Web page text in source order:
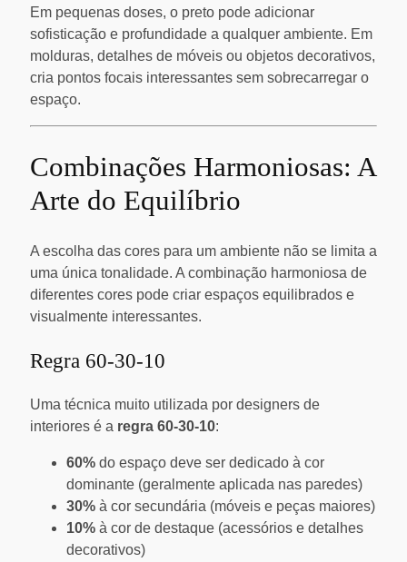
Em pequenas doses, o preto pode adicionar
sofisticação e profundidade a qualquer ambiente. Em
molduras, detalhes de móveis ou objetos decorativos,
cria pontos focais interessantes sem sobrecarregar o
espaço.
Combinações Harmoniosas: A
Arte do Equilíbrio
A escolha das cores para um ambiente não se limita a
uma única tonalidade. A combinação harmoniosa de
diferentes cores pode criar espaços equilibrados e
visualmente interessantes.
Regra 60-30-10
Uma técnica muito utilizada por designers de
interiores é a regra 60-30-10:
60% do espaço deve ser dedicado à cor
dominante (geralmente aplicada nas paredes)
30% à cor secundária (móveis e peças maiores)
10% à cor de destaque (acessórios e detalhes
decorativos)